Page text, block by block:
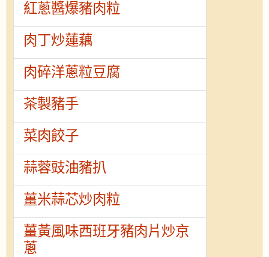
紅蔥醬爆豬肉粒
肉丁炒蓮藕
肉碎洋蔥粒豆腐
茶製豬手
菜肉餃子
蒜蓉豉油豬扒
薑米蒜芯炒肉粒
薑黃風味西班牙豬肉片炒京
蔥